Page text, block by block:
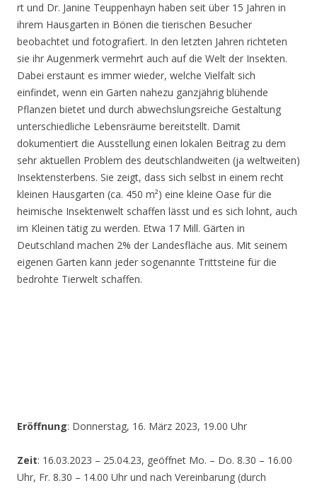
rt und Dr. Janine Teuppenhayn haben seit über 15 Jahren in
ihrem Hausgarten in Bönen die tierischen Besucher
beobachtet und fotografiert. In den letzten Jahren richteten
sie ihr Augenmerk vermehrt auch auf die Welt der Insekten.
Dabei erstaunt es immer wieder, welche Vielfalt sich
einfindet, wenn ein Garten nahezu ganzjährig blühende
Pflanzen bietet und durch abwechslungsreiche Gestaltung
unterschiedliche Lebensräume bereitstellt. Damit
dokumentiert die Ausstellung einen lokalen Beitrag zu dem
sehr aktuellen Problem des deutschlandweiten (ja weltweiten)
Insektensterbens. Sie zeigt, dass sich selbst in einem recht
kleinen Hausgarten (ca. 450 m²) eine kleine Oase für die
heimische Insektenwelt schaffen lässt und es sich lohnt, auch
im Kleinen tätig zu werden. Etwa 17 Mill. Gärten in
Deutschland machen 2% der Landesfläche aus. Mit seinem
eigenen Garten kann jeder sogenannte Trittsteine für die
bedrohte Tierwelt schaffen.
Eröffnung: Donnerstag, 16. März 2023, 19.00 Uhr
Zeit: 16.03.2023 – 25.04.23, geöffnet Mo. – Do. 8.30 – 16.00
Uhr, Fr. 8.30 – 14.00 Uhr und nach Vereinbarung (durch